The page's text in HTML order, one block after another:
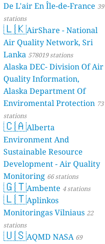
De L'air En Île-de-France 39
stations
🇱🇰AirShare - National
Air Quality Network, Sri
Lanka 578019 stations
Alaska DEC- Division Of Air
Quality Information,
Alaska Department Of
Enviromental Protection 73
stations
🇨🇦Alberta
Environment And
Sustainable Resource
Development - Air Quality
Monitoring 66 stations
🇬🇹Ambente 4 stations
🇱🇹Aplinkos
Monitoringas Vilniaus 22
stations
🇺🇸AQMD NASA 69